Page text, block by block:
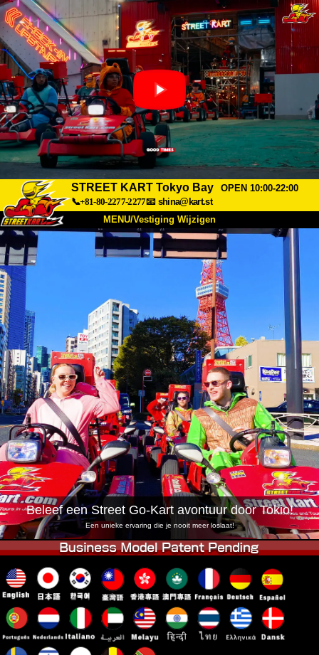
STREET KART Tokyo Bay
OPEN 10:00-22:00
📞+81-80-2277-2277📧 shina@kart.st
MENU/Vestiging Wijzigen
TOP
Veelgestelde Vragen
Reserveren
Vestiging Wijzigen
Tokio Shinagawa Tokio Akihabara#1
Tokio Akihabara#2 Tokio Shibuya
Tokio Shibuya Annex Tokio Baai
Tokio Asakusa Osaka
Okinawa
Beleef een Street Go-Kart avontuur door Tokio!
Een unieke ervaring die je nooit meer loslaat!